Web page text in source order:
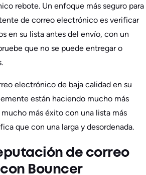
rebote. Un enfoque más seguro para
de correo electrónico es verificar
en su lista antes del envío, con un
que no se puede entregar o
electrónico de baja calidad en su
están haciendo mucho más
más éxito con una lista más
que con una larga y desordenada.
de correo
Bouncer